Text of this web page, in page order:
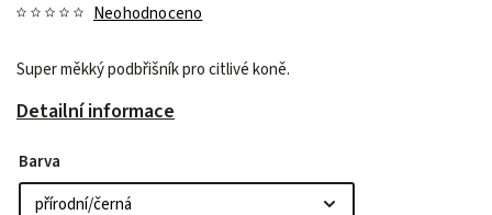
Neohodnoceno
Super měkký podbřišník pro citlivé koně.
Detailní informace
Barva